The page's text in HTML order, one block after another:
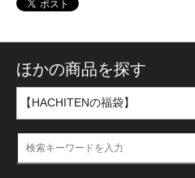
ほかの商品を探す